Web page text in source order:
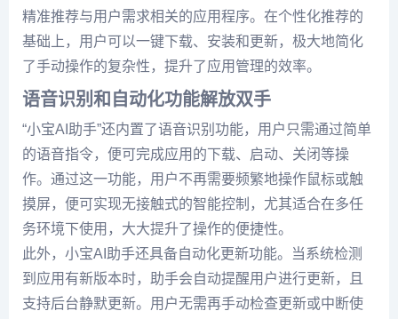
精准推荐与用户需求相关的应用程序。在个性化推荐的
基础上，用户可以一键下载、安装和更新，极大地简化
了手动操作的复杂性，提升了应用管理的效率。
语音识别和自动化功能解放双手
“小宝AI助手”还内置了语音识别功能，用户只需通过简单
的语音指令，便可完成应用的下载、启动、关闭等操
作。通过这一功能，用户不再需要频繁地操作鼠标或触
摸屏，便可实现无接触式的智能控制，尤其适合在多任
务环境下使用，大大提升了操作的便捷性。
此外，小宝AI助手还具备自动化更新功能。当系统检测
到应用有新版本时，助手会自动提醒用户进行更新，且
支持后台静默更新。用户无需再手动检查更新或中断使